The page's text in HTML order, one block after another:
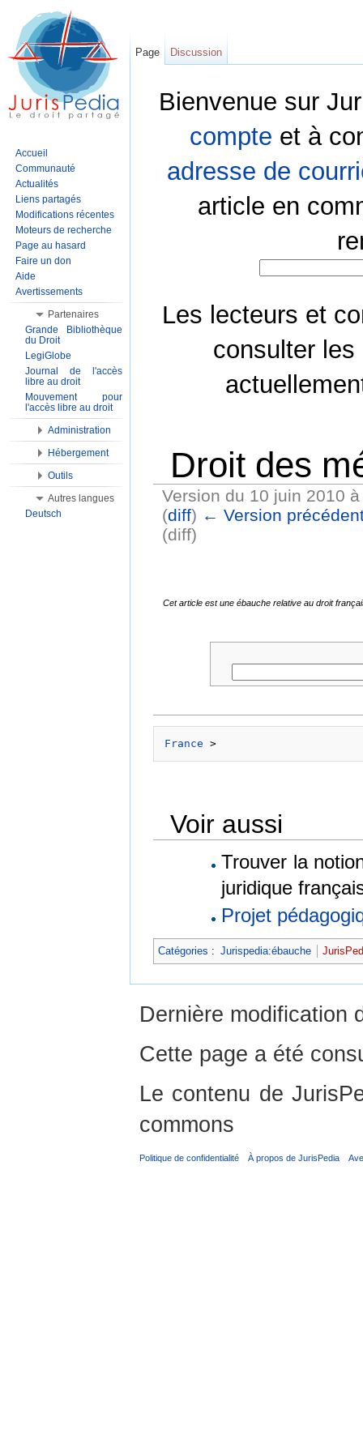
Bienvenue sur
compte et à
adresse de
article en
Les lecteurs et
consulter les
Droit des
Version du 10 juin 2010
(diff) ← Version
(diff)
Cet article est une ébauche relative au droit
France
Voir aussi
Trouver la
juridique
Projet
Catégories : Jurispedia:ébauche
Page Discussion
Accueil
Communauté
Actualités
Liens partagés
Modifications récentes
Moteurs de recherche
Page au hasard
Faire un don
Aide
Avertissements
Partenaires
Grande Bibliothèque
du Droit
LegiGlobe
Journal de l'accès
libre au droit
Mouvement pour
l'accès libre au droit
Administration
Hébergement
Outils
Autres langues
Deutsch
Dernière modification
Cette page a été
Le contenu de
commons
Politique de confidentialité À propos de JurisPedia